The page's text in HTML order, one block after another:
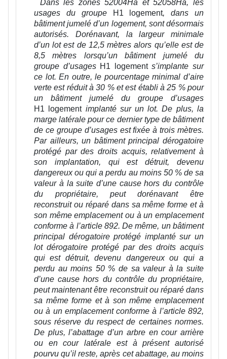
Dans les zones 52004Ha et 52058Ha, les
usages du groupe
H1 logement,dans un
bâtiment jumelé d’un logement, sont désormais
autorisés. Dorénavant, la largeur minimale
d’un lot est de 12,5 mètres alors qu’elle est de
8,5 mètres lorsqu’un bâtiment jumelé du
groupe d’usages H1 logements’implante sur
ce lot. En outre, le pourcentage minimal d’aire
verte est réduit à 30 % et est établi à 25 % pour
un bâtiment jumelé du groupe d’usages
H1 logement implanté sur un lot. De plus, la
marge latérale pour ce dernier type de bâtiment
de ce groupe d’usages est fixée à trois mètres.
Par ailleurs, un bâtiment principal dérogatoire
protégé par des droits acquis, relativement à
son implantation, qui est détruit, devenu
dangereux ou qui a perdu au moins 50 % de sa
valeur à la suite d’une cause hors du contrôle
du propriétaire, peut dorénavant être
reconstruit ou réparé dans sa même forme et à
son même emplacement ou à un emplacement
conforme à l’article 892. De même, un bâtiment
principal dérogatoire protégé implanté sur un
lot dérogatoire protégé par des droits acquis
qui est détruit, devenu dangereux ou qui a
perdu au moins 50 % de sa valeur à la suite
d’une cause hors du contrôle du propriétaire,
peut maintenant être reconstruit ou réparé dans
sa même forme et à son même emplacement
ou à un emplacement conforme à l’article 892,
sous réserve du respect de certaines normes.
De plus, l’abattage d’un arbre en cour arrière
ou en cour latérale est à présent autorisé
pourvu qu’il reste, après cet abattage, au moins